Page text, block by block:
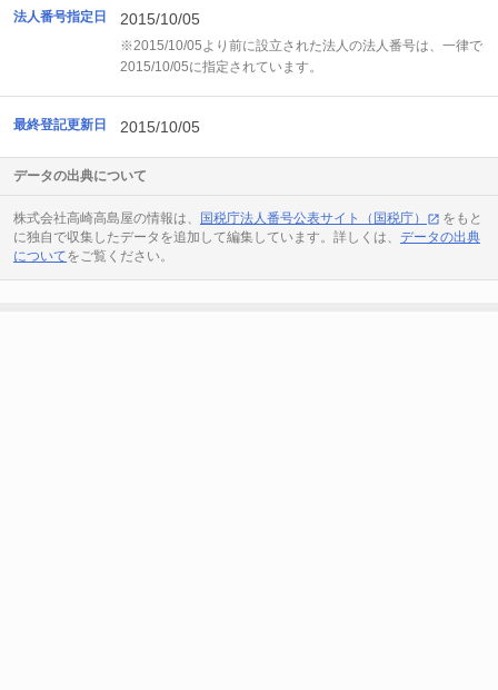
法人番号指定日 2015/10/05
※2015/10/05より前に設立された法人の法人番号は、一律で
2015/10/05に指定されています。
最終登記更新日 2015/10/05
データの出典について
株式会社高崎高島屋の情報は、 国税庁法人番号公表サイト（国税庁）
をもと
に独自で収集したデータを追加して編集しています。詳しくは、 データの出典
についてをご覧ください。